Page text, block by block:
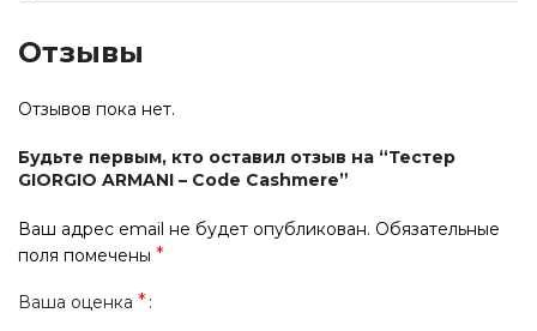
Отзывы
Отзывов пока нет.
Будьте первым, кто оставил отзыв на “Тестер
GIORGIO ARMANI – Code Cashmere”
Ваш адрес email не будет опубликован. Обязательные
поля помечены *
Ваша оценка *